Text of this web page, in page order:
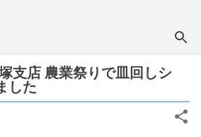
支店 農業祭りで皿回しシ
した